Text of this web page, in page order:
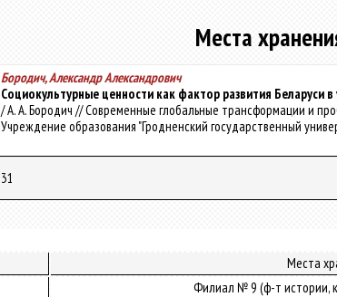
Места
Бородич, Александр Александрович
Социокультурные ценности как фактор развития
/ А. А. Бородич // Современные глобальные трансформации и
Учреждение образования "Гродненский государственный
31
Места
Филиал № 9 (ф-т истории,